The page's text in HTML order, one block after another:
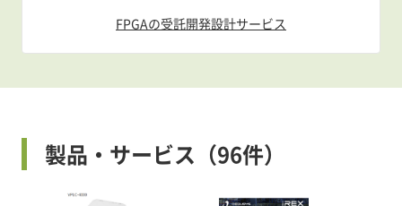
FPGAの受託開発設計サービス
製品・サービス（96件）